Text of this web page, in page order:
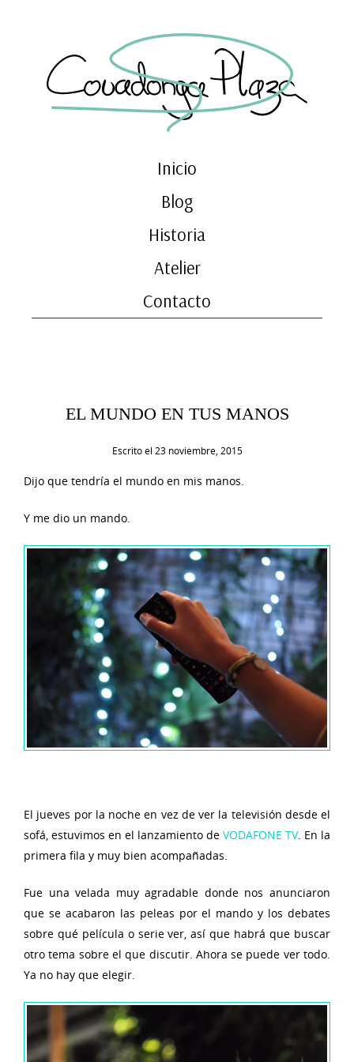
Inicio
Blog
Historia
Atelier
Contacto
EL MUNDO EN TUS MANOS
Escrito el 23 noviembre, 2015
Dijo que tendría el mundo en mis manos.
Y me dio un mando.
El jueves por la noche en vez de ver la televisión desde el
sofá, estuvimos en el lanzamiento de VODAFONE TV. En la
primera fila y muy bien acompañadas.
Fue una velada muy agradable donde nos anunciaron
que se acabaron las peleas por el mando y los debates
sobre qué película o serie ver, así que habrá que buscar
otro tema sobre el que discutir. Ahora se puede ver todo.
Ya no hay que elegir.